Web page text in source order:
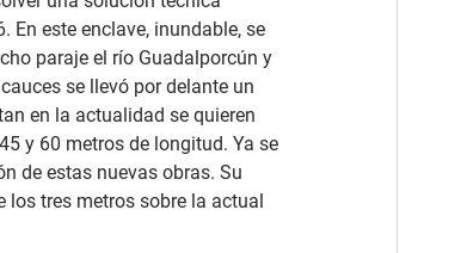
En este enclave, inundable, se
paraje el río Guadalporcún y
se llevó por delante un
en la actualidad se quieren
y 60 metros de longitud. Ya se
de estas nuevas obras. Su
los tres metros sobre la actual